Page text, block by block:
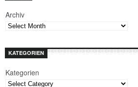
Archiv
KATEGORIEN
Kategorien